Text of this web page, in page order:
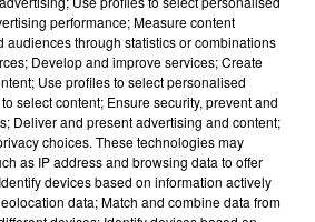
mais aussi l’ensemble des
mise en scène de la vitesse
encourager des pratiques
idée reçue, les autoroutes
toutes sans limitation. Environ
près de 13 000 kilomètres, ne
maximale obligatoire, mais une
performance; Measure content
audiences through statistics or combinations
Develop and improve services; Create
Use profiles to select personalised
select content; Ensure security, prevent and
Deliver and present advertising and content;
choices. These technologies may
as IP address and browsing data to offer
devices based on information actively
data; Match and combine data from